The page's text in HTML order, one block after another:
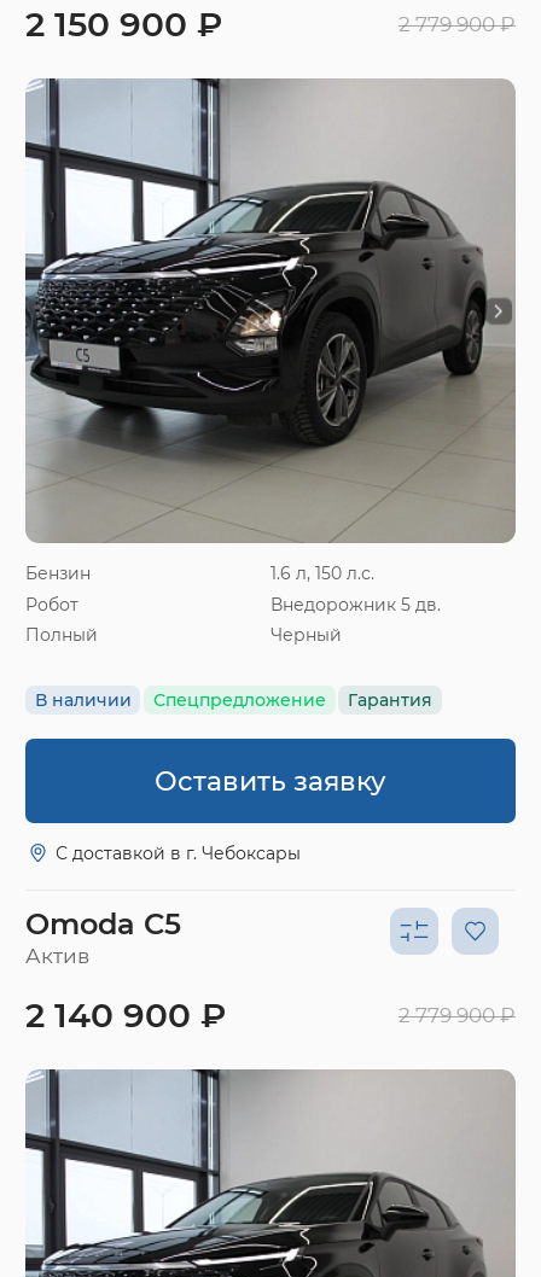
Бензин
1.6 л, 150 л.с.
Робот
Внедорожник 5 дв.
Полный
Черный
В наличии Спецпредложение Гарантия
2 150 900 ₽ 2 779 900 ₽
Оставить заявку
С доставкой в г. Чебоксары
Omoda C5
Актив
2 140 900 ₽ 2 779 900 ₽